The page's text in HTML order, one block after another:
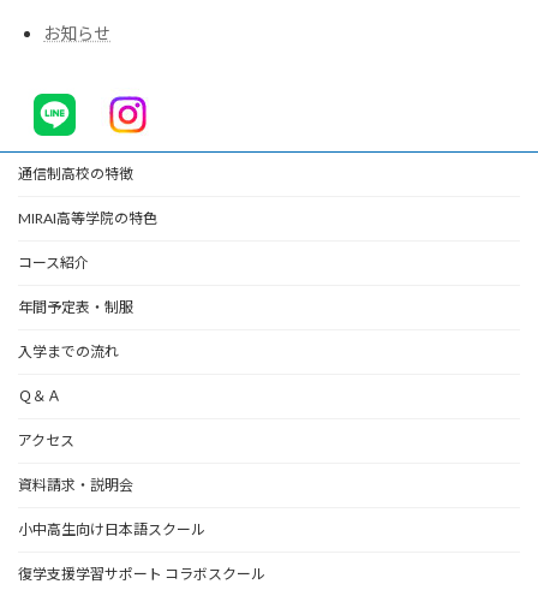
お知らせ
通信制高校の特徴
MIRAI高等学院の特色
コース紹介
年間予定表・制服
入学までの流れ
Ｑ＆Ａ
アクセス
資料請求・説明会
小中高生向け日本語スクール
復学支援学習サポート コラボスクール